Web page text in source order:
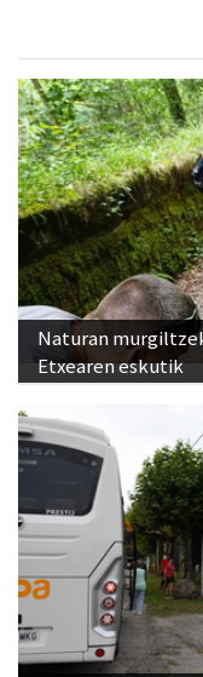
Naturan
Etxearen eskutik